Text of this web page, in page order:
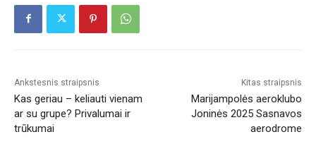
Ankstesnis straipsnis
Kas geriau – keliauti vienam
ar su grupe? Privalumai ir
trūkumai
Kitas straipsnis
Marijampolės aeroklubo
Joninės 2025 Sasnavos
aerodrome